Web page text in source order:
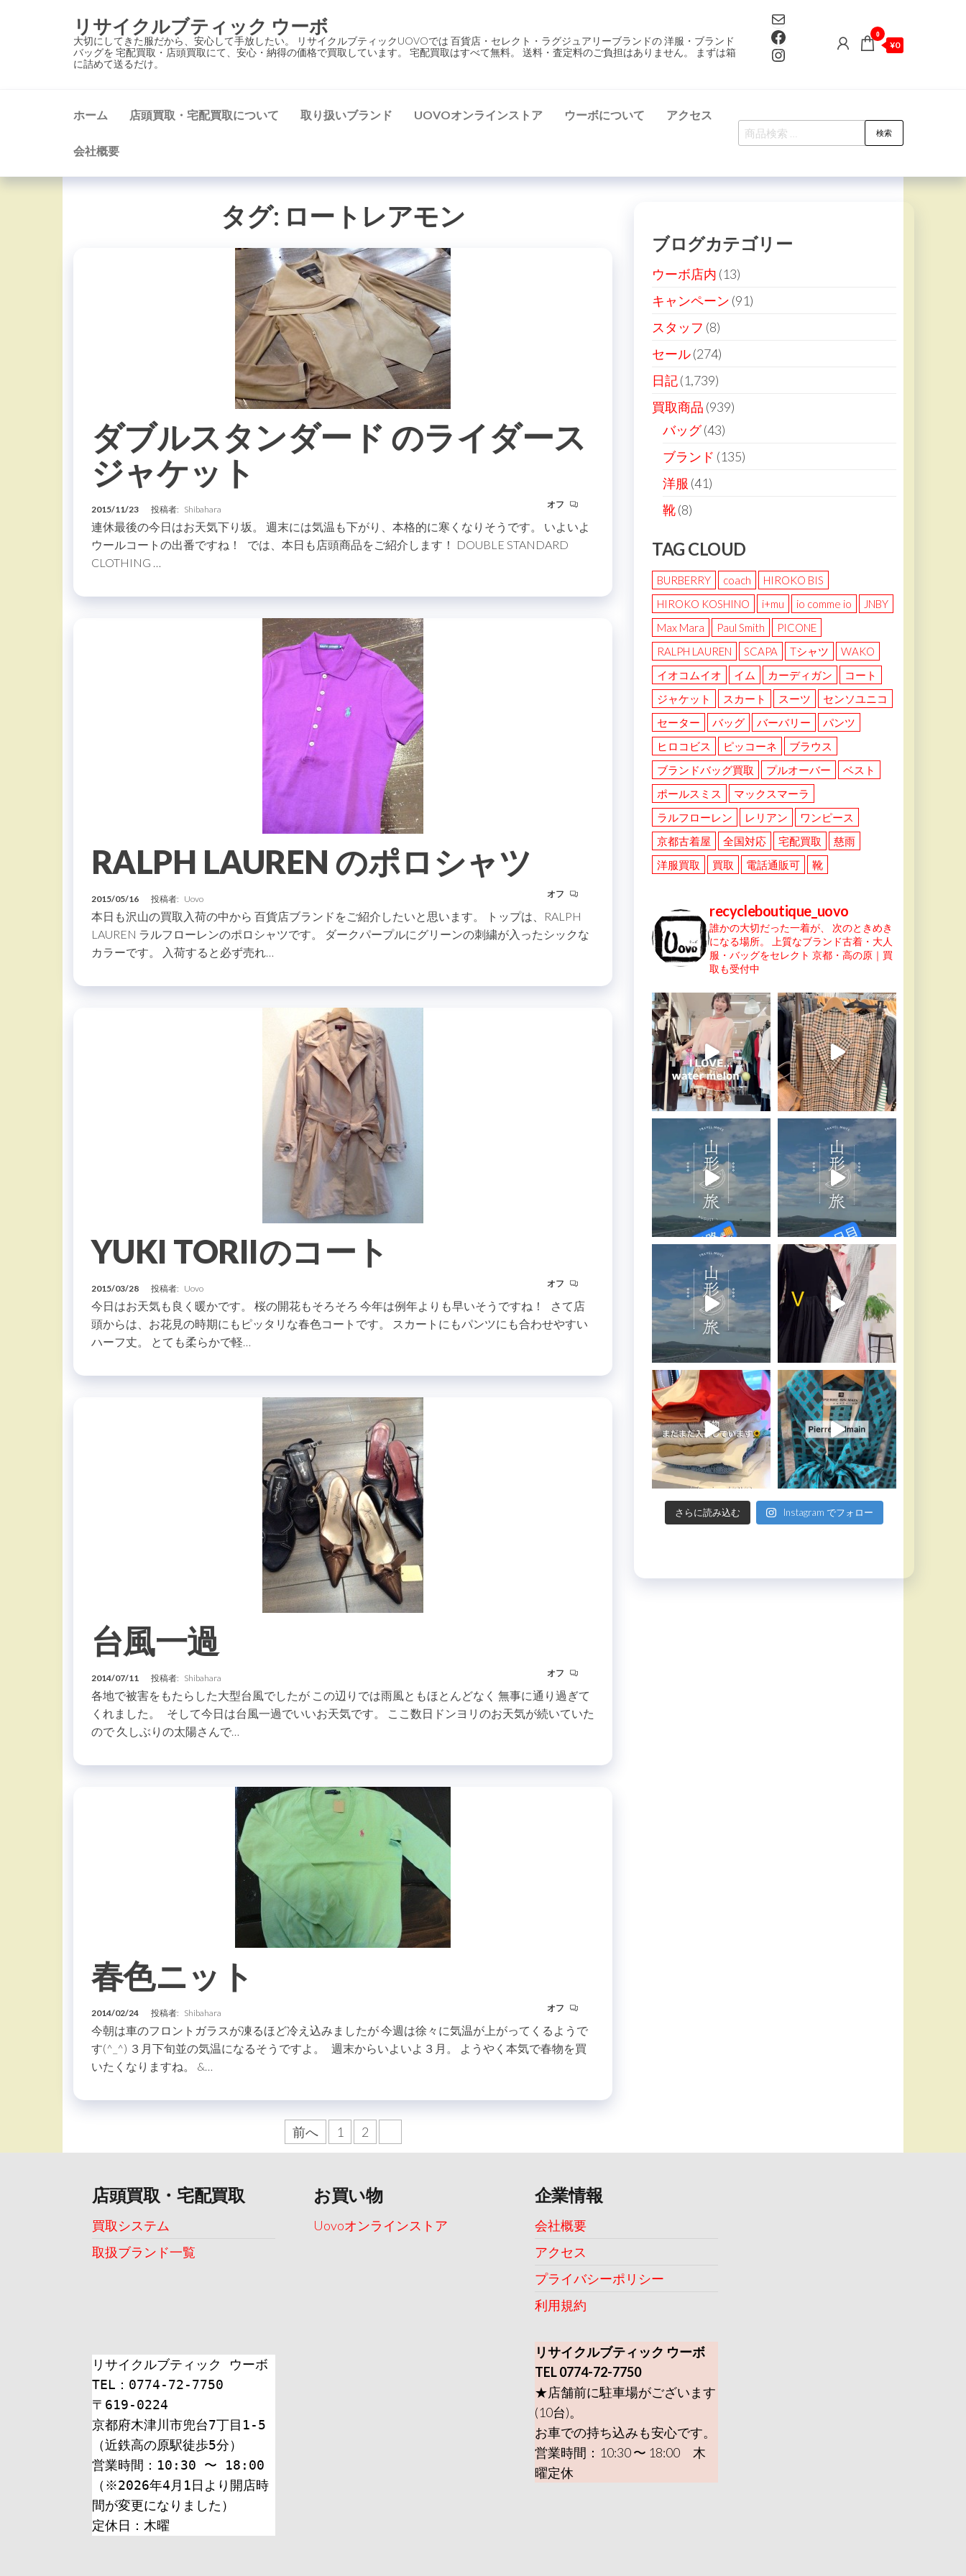
リサイクルブティック ウーボ
大切にしてきた服だから、安心して手放したい。 リサイクルブティックUOVOでは 百貨店・セレクト・ラグジュアリーブランドの 洋服・ブランド
バッグを 宅配買取・店頭買取にて、安心・納得の価格で買取しています。 宅配買取はすべて無料。 送料・査定料のご負担はありません。 まずは箱
に詰めて送るだけ。
Mail
Facebook
Instagram
0
¥0
ホーム 店頭買取・宅配買取について 取り扱いブランド UOVOオンラインストア ウーボについて アクセス
会社概要
検
索
検索
タグ: ロートレアモン
ダブルスタンダード のライダース
ジャケット
2015/11/23 投稿者: Shibahara オフ
連休最後の今日はお天気下り坂。 週末には気温も下がり、本格的に寒くなりそうです。 いよいよ
ウールコートの出番ですね！ では、本日も店頭商品をご紹介します！ DOUBLE STANDARD
CLOTHING …
RALPH LAUREN のポロシャツ
2015/05/16 投稿者: Uovo オフ
本日も沢山の買取入荷の中から 百貨店ブランドをご紹介したいと思います。 トップは、RALPH
LAUREN ラルフローレンのポロシャツです。 ダークパープルにグリーンの刺繍が入ったシックな
カラーです。 入荷すると必ず売れ…
YUKI TORIIのコート
2015/03/28 投稿者: Uovo オフ
今日はお天気も良く暖かです。 桜の開花もそろそろ 今年は例年よりも早いそうですね！ さて店
頭からは、お花見の時期にもピッタリな春色コートです。 スカートにもパンツにも合わせやすい
ハーフ丈。 とても柔らかで軽…
台風一過
2014/07/11 投稿者: Shibahara オフ
各地で被害をもたらした大型台風でしたが この辺りでは雨風ともほとんどなく 無事に通り過ぎて
くれました。 そして今日は台風一過でいいお天気です。 ここ数日ドンヨリのお天気が続いていた
ので 久しぶりの太陽さんで…
春色ニット
2014/02/24 投稿者: Shibahara オフ
今朝は車のフロントガラスが凍るほど冷え込みましたが 今週は徐々に気温が上がってくるようで
す(^_^) ３月下旬並の気温になるそうですよ。 週末からいよいよ３月。 ようやく本気で春物を買
いたくなりますね。 &…
稿
ペ
ー
ジ
前へ 1 2
ブログカテゴリー
ウーボ店内 (13)
キャンペーン (91)
スタッフ (8)
セール(274)
日記(1,739)
買取商品 (939)
バッグ(43)
ブランド (135)
洋服 (41)
靴(8)
TAG CLOUD
BURBERRY coach
HIROKO BIS
HIROKO KOSHINO
i+mu io comme io
JNBY
Max Mara
Paul Smith
PICONE
RALPH LAUREN
SCAPA Tシャツ
WAKO
イオコムイオ
イム カーディガン
コート
ジャケット
スカート スーツ
センソユニコ
セーター
バッグ バーバリー
パンツ
ヒロコビス
ピッコーネ
ブラウス
ブランドバッグ買取
プルオーバー
ベスト
ポールスミス
マックスマーラ
ラルフローレン
レリアン
ワンピース
京都古着屋
全国対応 宅配買取
慈雨
洋服買取
買取 電話通販可 靴
recycleboutique_uovo
誰かの大切だった一着が、
次のときめき
になる場所。
上質なブランド古着・大人
服・バッグをセレクト 京都・高の原｜買
取も受付中
さらに読み込む Instagram でフォロー
店頭買取・宅配買取
買取システム
取扱ブランド一覧
お買い物
Uovoオンラインストア
企業情報
会社概要
アクセス
プライバシーポリシー
利用規約
リサイクルブティック ウーボ
TEL：0774-72-7750
〒619-0224
京都府木津川市兜台7丁目1-5
（近鉄高の原駅徒歩5分）
営業時間：10:30 〜 18:00
（※2026年4月1日より開店時
間が変更になりました）
定休日：木曜
リサイクルブティック ウーボ
TEL 0774-72-7750
★店舗前に駐車場がございます
(10台)。
お車での持ち込みも安心です。
営業時間：10:30 〜 18:00 木
曜定休